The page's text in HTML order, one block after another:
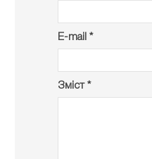
E-mail *
Зміст *